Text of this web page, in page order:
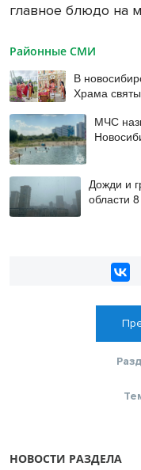
главное блюдо на
Районные СМИ
В
Храма
МЧС
Дожди и
области
НОВОСТИ РАЗДЕЛА